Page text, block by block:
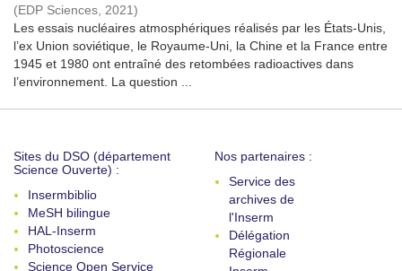
(EDP Sciences, 2021)
Les essais nucléaires atmosphériques réalisés par les États-Unis,
l’ex Union soviétique, le Royaume-Uni, la Chine et la France entre
1945 et 1980 ont entraîné des retombées radioactives dans
l’environnement. La question ...
Sites du DSO (département
Science Ouverte) :
Insermbiblio
MeSH bilingue
HAL-Inserm
Photoscience
Science Open Service
Nos partenaires :
Service des
archives de
l'Inserm
Délégation
Régionale